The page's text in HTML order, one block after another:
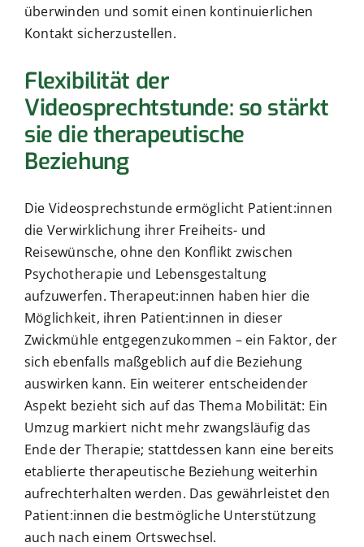
überwinden und somit einen kontinuierlichen
Kontakt sicherzustellen.
Flexibilität der
Videosprechtstunde: so stärkt
sie die therapeutische
Beziehung
Die Videosprechstunde ermöglicht Patient:innen
die Verwirklichung ihrer Freiheits- und
Reisewünsche, ohne den Konflikt zwischen
Psychotherapie und Lebensgestaltung
aufzuwerfen. Therapeut:innen haben hier die
Möglichkeit, ihren Patient:innen in dieser
Zwickmühle entgegenzukommen – ein Faktor, der
sich ebenfalls maßgeblich auf die Beziehung
auswirken kann. Ein weiterer entscheidender
Aspekt bezieht sich auf das Thema Mobilität: Ein
Umzug markiert nicht mehr zwangsläufig das
Ende der Therapie; stattdessen kann eine bereits
etablierte therapeutische Beziehung weiterhin
aufrechterhalten werden. Das gewährleistet den
Patient:innen die bestmögliche Unterstützung
auch nach einem Ortswechsel.